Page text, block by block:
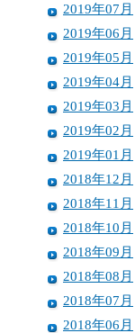
2019年07月
2019年06月
2019年05月
2019年04月
2019年03月
2019年02月
2019年01月
2018年12月
2018年11月
2018年10月
2018年09月
2018年08月
2018年07月
2018年06月